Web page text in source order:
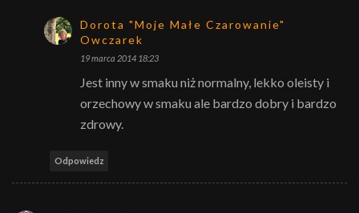
Dorota "Moje Małe Czarowanie"
Owczarek
19 marca 2014 18:23
Jest inny w smaku niż normalny, lekko oleisty i
orzechowy w smaku ale bardzo dobry i bardzo
zdrowy.
Odpowiedz